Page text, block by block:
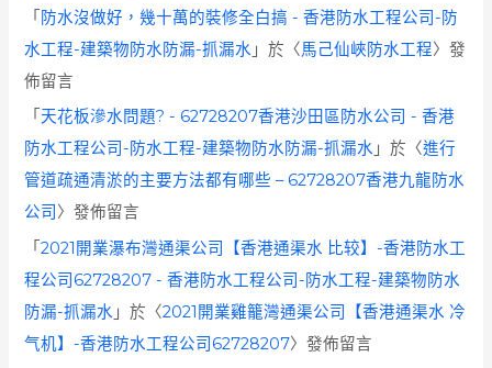
「 防水沒做好，幾十萬的裝修全白搞 - 香港防水工程公司-防
水工程-建築物防水防漏-抓漏水 」於〈馬己仙峽防水工程〉發
佈留言
「 天花板滲水問題? - 62728207香港沙田區防水公司 - 香港
防水工程公司-防水工程-建築物防水防漏-抓漏水 」於〈進行
管道疏通清淤的主要方法都有哪些 – 62728207香港九龍防水
公司 〉發佈留言
「2021開業瀑布灣通渠公司【香港通渠水 比较】-香港防水工
程公司62728207 - 香港防水工程公司-防水工程-建築物防水
防漏-抓漏水 」於〈2021開業雞籠灣通渠公司【香港通渠水 冷
气机】-香港防水工程公司62728207〉發佈留言